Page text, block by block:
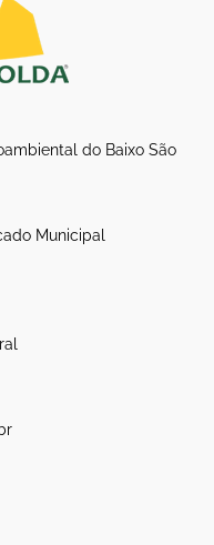
do Baixo São
Municipal